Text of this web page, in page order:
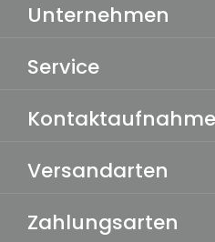
Unternehmen
Service
Kontaktaufnahme
Zahlungsarten
Versandarten